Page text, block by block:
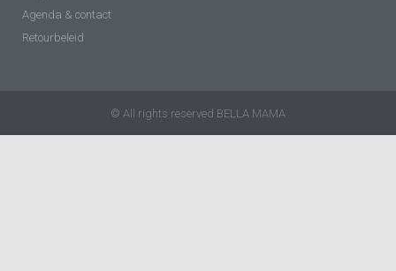
Agenda & contact
Retourbeleid
© All rights reserved BELLA MAMA